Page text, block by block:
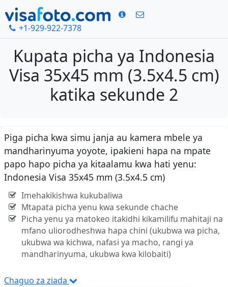
+1-929-922-7378
Kupata picha ya Indonesia
Visa 35x45 mm (3.5x4.5 cm)
katika sekunde 2
Piga picha kwa simu janja au kamera mbele ya
mandharinyuma yoyote, ipakieni hapa na mpate
papo hapo picha ya kitaalamu kwa hati yenu:
Indonesia Visa 35x45 mm (3.5x4.5 cm)
Imehakikishwa kukubaliwa
Mtapata picha yenu kwa sekunde chache
Picha yenu ya matokeo itakidhi kikamilifu mahitaji na
mfano uliorodheshwa hapa chini (ukubwa wa picha,
ukubwa wa kichwa, nafasi ya macho, rangi ya
mandharinyuma, ukubwa kwa kilobaiti)
Chaguo za ziada